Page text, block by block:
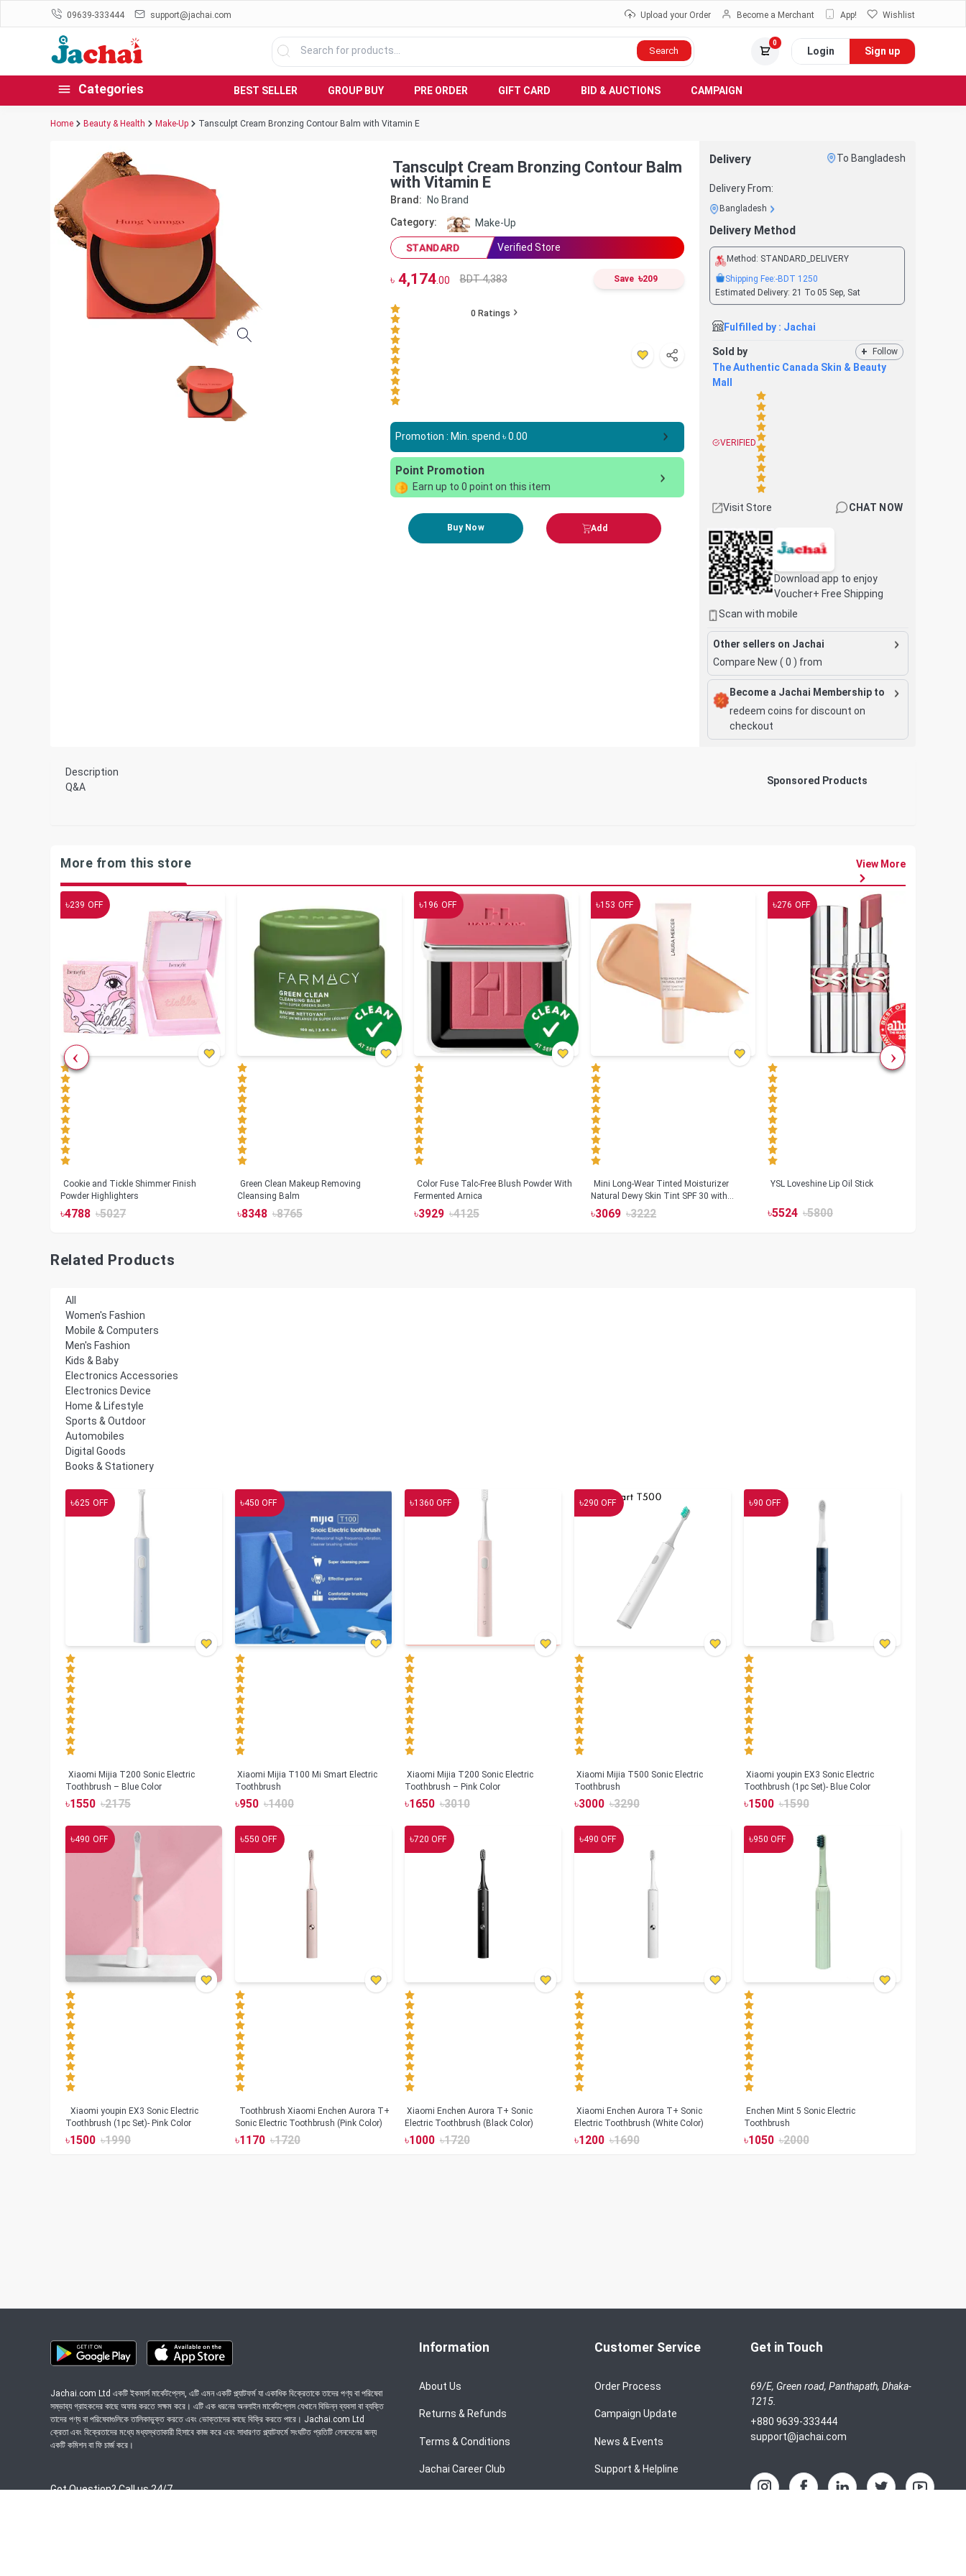
09639-333444 support@jachai.com Upload your Order Become a Merchant App! Wishlist
Search
0
Login Sign up
Categories BEST SELLER GROUP BUY PRE ORDER GIFT CARD BID & AUCTIONS CAMPAIGN
Home Beauty & Health Make-Up Tansculpt Cream Bronzing Contour Balm with Vitamin E
Tansculpt Cream Bronzing Contour Balm
with Vitamin E
Brand:
No Brand
Category:
Make-Up
STANDARD Verified Store
৳4,174.00 BDT 4,383 Save ৳209
0 Ratings
Promotion : Min. spend ৳0.00
Point Promotion
Earn up to 0 point on this item
Buy Now Add
Delivery To Bangladesh
Delivery From:
Bangladesh
Delivery Method
Method: STANDARD_DELIVERY
Shipping Fee:-BDT 1250
Estimated Delivery: 21 To 05 Sep, Sat
Fulfilled by : Jachai
Sold by + Follow
The Authentic Canada Skin & Beauty
Mall
VERIFIED
Visit Store CHAT NOW
Download app to enjoy
Voucher+ Free Shipping
Scan with mobile
Other sellers on Jachai
Compare New ( 0 ) from
Become a Jachai Membership to
redeem coins for discount on
checkout
Description
Q&A
Sponsored Products
More from this store View More
৳239 OFF
Cookie and Tickle Shimmer Finish
Powder Highlighters
৳4788 ৳5027
Green Clean Makeup Removing
Cleansing Balm
৳8348 ৳8765
৳196 OFF
Color Fuse Talc-Free Blush Powder With
Fermented Arnica
৳3929 ৳4125
৳153 OFF
Mini Long-Wear Tinted Moisturizer
Natural Dewy Skin Tint SPF 30 with
Hyaluronic Acid
৳3069 ৳3222
৳276 OFF
YSL Loveshine Lip Oil Stick
৳5524 ৳5800
Related Products
All
Women's Fashion
Mobile & Computers
Men's Fashion
Kids & Baby
Electronics Accessories
Electronics Device
Home & Lifestyle
Sports & Outdoor
Automobiles
Digital Goods
Books & Stationery
৳625 OFF
Xiaomi Mijia T200 Sonic Electric
Toothbrush – Blue Color
৳1550 ৳2175
৳450 OFF
Xiaomi Mijia T100 Mi Smart Electric
Toothbrush
৳950 ৳1400
৳1360 OFF
Xiaomi Mijia T200 Sonic Electric
Toothbrush – Pink Color
৳1650 ৳3010
৳290 OFF
Xiaomi Mijia T500 Sonic Electric
Toothbrush
৳3000 ৳3290
৳90 OFF
Xiaomi youpin EX3 Sonic Electric
Toothbrush (1pc Set)- Blue Color
৳1500 ৳1590
৳490 OFF
Toothbrush (1pc Set)- Pink Color
৳1500 ৳1990
৳550 OFF
Toothbrush Xiaomi Enchen Aurora T+
Sonic Electric Toothbrush (Pink Color)
৳1170 ৳1720
৳720 OFF
Xiaomi Enchen Aurora T+ Sonic
Electric Toothbrush (Black Color)
৳1000 ৳1720
৳490 OFF
Xiaomi Enchen Aurora T+ Sonic
Electric Toothbrush (White Color)
৳1200 ৳1690
৳950 OFF
Enchen Mint 5 Sonic Electric
Toothbrush
৳1050 ৳2000
Jachai.com Ltd একটি ইকমার্স মার্কেটপ্লেস, এটি এমন একটি প্ল্যাটফর্ম যা একাধিক বিক্রেতাকে তাদের পণ্য বা পরিষেবা
সম্ভাব্য গ্রাহকদের কাছে অফার করতে সক্ষম করে। এটি এক ধরনের অনলাইন মার্কেটপ্লেস যেখানে বিভিন্ন ব্যবসা বা ব্যক্তি
তাদের পণ্য বা পরিষেবাগুলিকে তালিকাভুক্ত করতে এবং ভোক্তাদের কাছে বিক্রি করতে পারে। Jachai.com Ltd
ক্রেতা এবং বিক্রেতাদের মধ্যে মধ্যস্থতাকারী হিসাবে কাজ করে এবং সাধারণত প্ল্যাটফর্মে সংঘটিত প্রতিটি লেনদেনের জন্য
একটি কমিশন বা ফি চার্জ করে।
Got Question? Call us 24/7
Information
About Us
Returns & Refunds
Terms & Conditions
Jachai Career Club
Customer Service
Order Process
Campaign Update
News & Events
Support & Helpline
Get in Touch
69/E, Green road, Panthapath, Dhaka-
1215.
+880 9639-333444
support@jachai.com